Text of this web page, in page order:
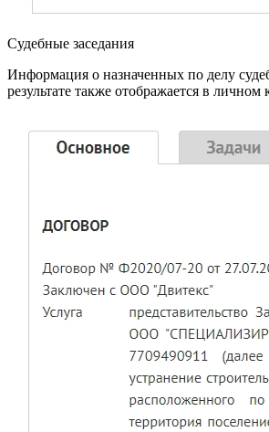
Судебные заседания
Информация о назначенных по делу
результате также отображается в личном